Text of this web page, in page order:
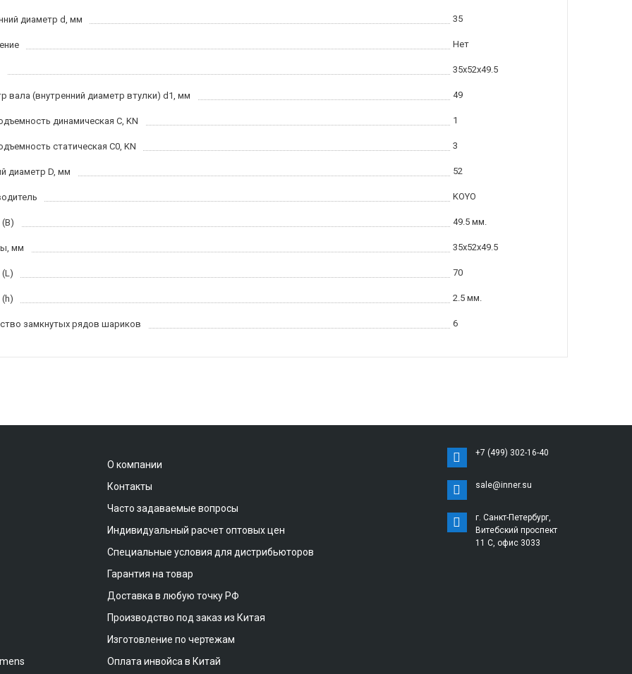
диаметр d, мм 35
Нет
35x52x49.5
вала (внутренний диаметр втулки) d1, мм 49
динамическая C, KN 1
статическая C0, KN 3
диаметр D, мм 52
KOYO
49.5 мм.
мм 35x52x49.5
70
2.5 мм.
замкнутых рядов шариков 6
О компании
Контакты
Часто задаваемые вопросы
Индивидуальный расчет оптовых цен
Специальные условия для дистрибьюторов
Гарантия на товар
Доставка в любую точку РФ
Производство под заказ из Китая
Изготовление по чертежам
Оплата инвойса в Китай
+7 (499) 302-16-40
sale@inner.su
г. Санкт-Петербург,
Витебский проспект
11 С, офис 3033